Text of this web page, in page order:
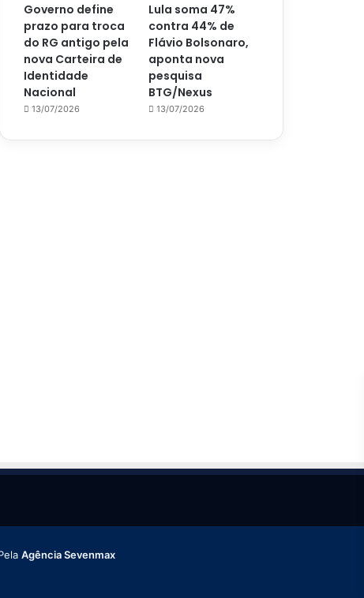
Governo define
prazo para troca
do RG antigo pela
nova Carteira de
Identidade
Nacional
13/07/2026
Lula soma 47%
contra 44% de
Flávio Bolsonaro,
aponta nova
pesquisa
BTG/Nexus
13/07/2026
Agência Sevenmax